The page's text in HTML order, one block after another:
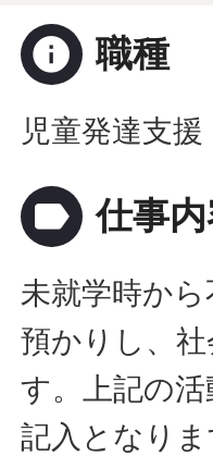
info 職種
児童発達支
label 仕事
未就学時か
預かりし、
す。上記の
記入となりま